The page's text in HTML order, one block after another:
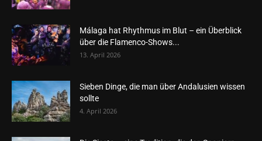
Málaga hat Rhythmus im Blut – ein Überblick
über die Flamenco-Shows...
13. April 2026
Sieben Dinge, die man über Andalusien wissen
sollte
4. April 2026